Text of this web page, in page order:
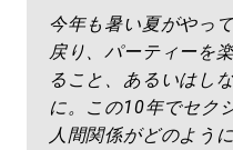
今年も暑い夏がやっ
戻り、パーティーを
ること、あるいはし
に。この10年でセク
人間関係がどのよう